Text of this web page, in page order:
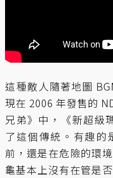
這種敵人隨著地圖
現在 2006 年發售的
兄弟》中，《新超級
了這個傳統。有趣的
前，還是在危險的環
龜基本上沒有在管是